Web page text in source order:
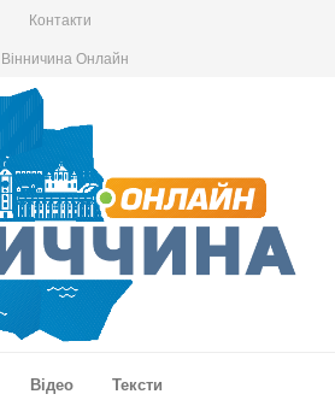
Контакти
Вінничина Онлайн
Відео Тексти